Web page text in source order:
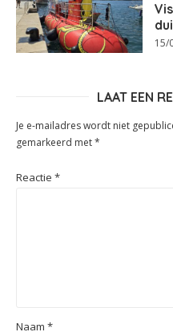
15/
LAAT EEN
Je e-mailadres wordt niet
gemarkeerd met*
Reactie *
Naam *